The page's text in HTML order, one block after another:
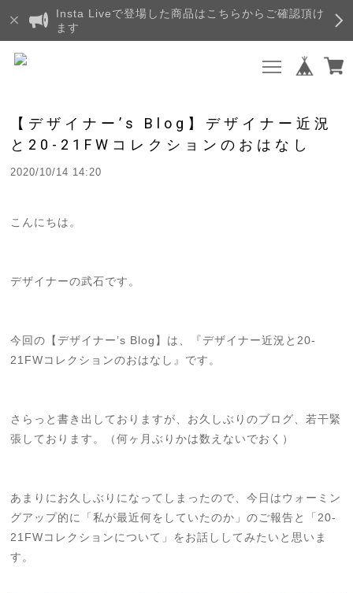
Insta Liveで登場した商品はこちらからご確認頂け
ます
【デザイナー’s Blog】デザイナー近況
と20-21FWコレクションのおはなし
2020/10/14 14:20
こんにちは。
デザイナーの武石です。
今回の【デザイナー’s Blog】は、『デザイナー近況と20-
21FWコレクションのおはなし』です。
さらっと書き出しておりますが、お久しぶりのブログ、若干緊
張しております。（何ヶ月ぶりかは数えないでおく）
あまりにお久しぶりになってしまったので、今日はウォーミン
グアップ的に「私が最近何をしていたのか」のご報告と「20-
21FWコレクションについて」をお話ししてみたいと思いま
す。